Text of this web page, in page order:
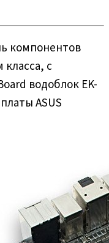
компонентов
с
водоблок EK-
ASUS